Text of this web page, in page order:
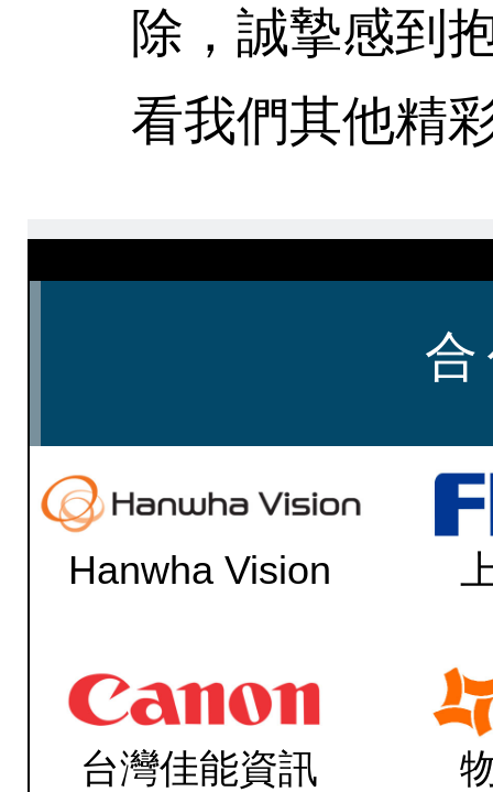
除，誠摯感到
看我們其他精
合
Hanwha Vision
台灣佳能資訊